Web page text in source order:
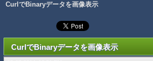
CurlでBinaryデータを画像表示
CurlでBinaryデータを画像表示